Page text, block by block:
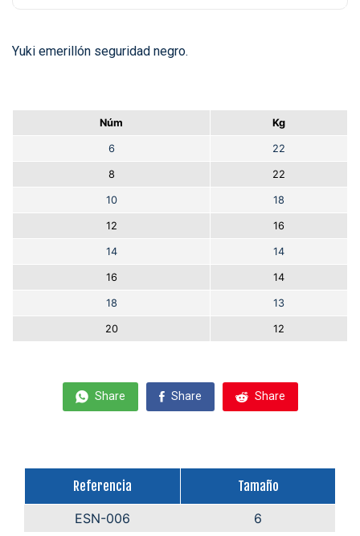
Yuki emerillón seguridad negro.
Núm Kg
6 22
8 22
10 18
12 16
14 14
16 14
18 13
20 12
Share Share Share
Referencia
Tamaño
ESN-006
6